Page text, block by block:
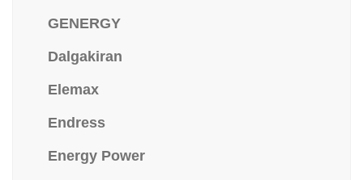
GENERGY
Dalgakiran
Elemax
Endress
Energy Power